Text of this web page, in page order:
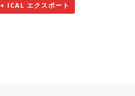
+ ICAL エクスポート